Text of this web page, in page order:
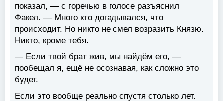
показал, — с горечью в голосе разъяснил
Факел. — Много кто догадывался, что
происходит. Но никто не смел возразить Князю.
Никто, кроме тебя.
— Если твой брат жив, мы найдём его, —
пообещал я, ещё не осознавая, как сложно это
будет.
Если это вообще реально спустя столько лет.